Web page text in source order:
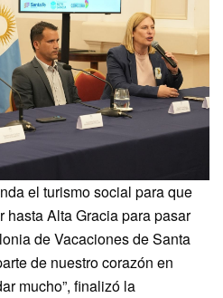
el turismo social para que
Alta Gracia para pasar
de Vacaciones de Santa
de nuestro corazón en
mucho”, finalizó la